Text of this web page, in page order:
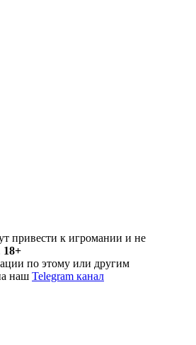
привести к игромании и не
18+
по этому или другим
наш Telegram канал